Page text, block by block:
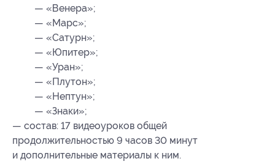
— «Венера»;
— «Марс»;
— «Сатурн»;
— «Юпитер»;
— «Уран»;
— «Плутон»;
— «Нептун»;
— «Знаки»;
— состав: 17 видеоуроков общей
продолжительностью 9 часов 30 минут
и дополнительные материалы к ним.